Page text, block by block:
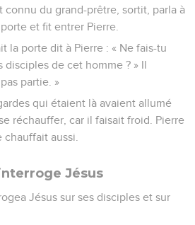
connu du grand-prêtre, sortit, parla à
et fit entrer Pierre.
la porte dit à Pierre : « Ne fais-tu
disciples de cet homme ? » Il
partie. »
qui étaient là avaient allumé
réchauffer, car il faisait froid. Pierre
aussi.
Jésus
Jésus sur ses disciples et sur